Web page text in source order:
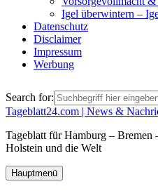
Igel überwintern –
Datenschutz
Disclaimer
Impressum
Werbung
Search for:
Tageblatt24.com | News &
Tageblatt für Hamburg – Bremen
Holstein und die Welt
Hauptmenü